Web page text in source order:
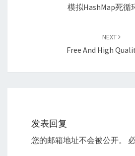
模拟HashMap死循
NEXT
Free And High
发表回复
您的邮箱地址不会被公开。